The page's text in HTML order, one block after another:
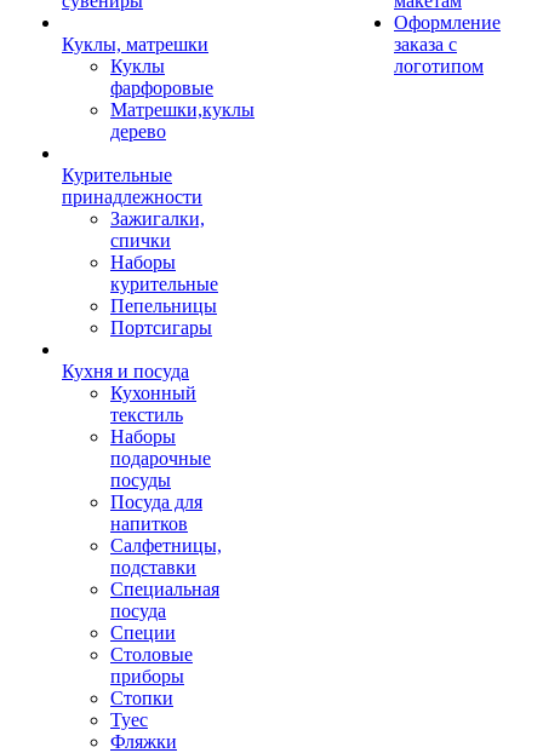
Куклы, матрешки
Куклы
фарфоровые
Матрешки,куклы
дерево
Курительные
принадлежности
Зажигалки,
спички
Наборы
курительные
Пепельницы
Портсигары
Кухня и посуда
Кухонный
текстиль
Наборы
подарочные
посуды
Посуда для
напитков
Салфетницы,
подставки
Специальная
посуда
Специи
Столовые
приборы
Стопки
Туес
Фляжки
Оформление
заказа с
логотипом